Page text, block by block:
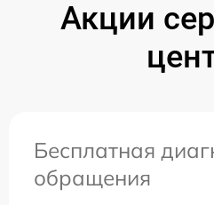
Акции
Бесплатная
обращения